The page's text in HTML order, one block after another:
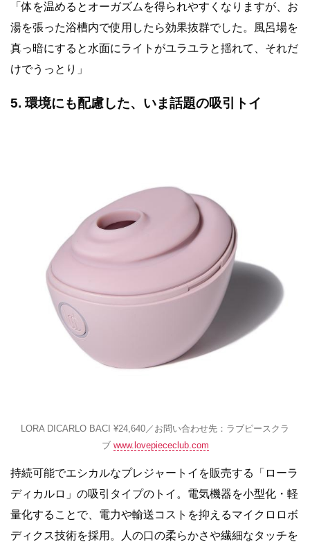
「体を温めるとオーガズムを得られやすくなりますが、お
湯を張った浴槽内で使用したら効果抜群でした。風呂場を
真っ暗にすると水面にライトがユラユラと揺れて、それだ
けでうっとり」
5. 環境にも配慮した、いま話題の吸引トイ
LORA DICARLO BACI ¥24,640／お問い合わせ先：ラブピースクラ
ブ www.lovepiececlub.com
持続可能でエシカルなプレジャートイを販売する「ローラ
ディカルロ」の吸引タイプのトイ。電気機器を小型化・軽
量化することで、電力や輸送コストを抑えるマイクロロボ
ディクス技術を採用。人の口の柔らかさや繊細なタッチを